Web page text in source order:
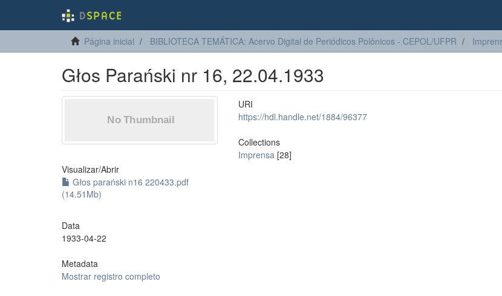
Página inicial BIBLIOTECA TEMÁTICA: Acervo Digital de Periódicos Polônicos - CEPOL/UFPR
Głos Parański nr 16, 22.04.1933
Visualizar/Abrir
Głos parański n16 220433.pdf
(14.51Mb)
Data
1933-04-22
Metadata
Mostrar registro completo
URI
https://hdl.handle.net/1884/96377
Collections
Imprensa [28]